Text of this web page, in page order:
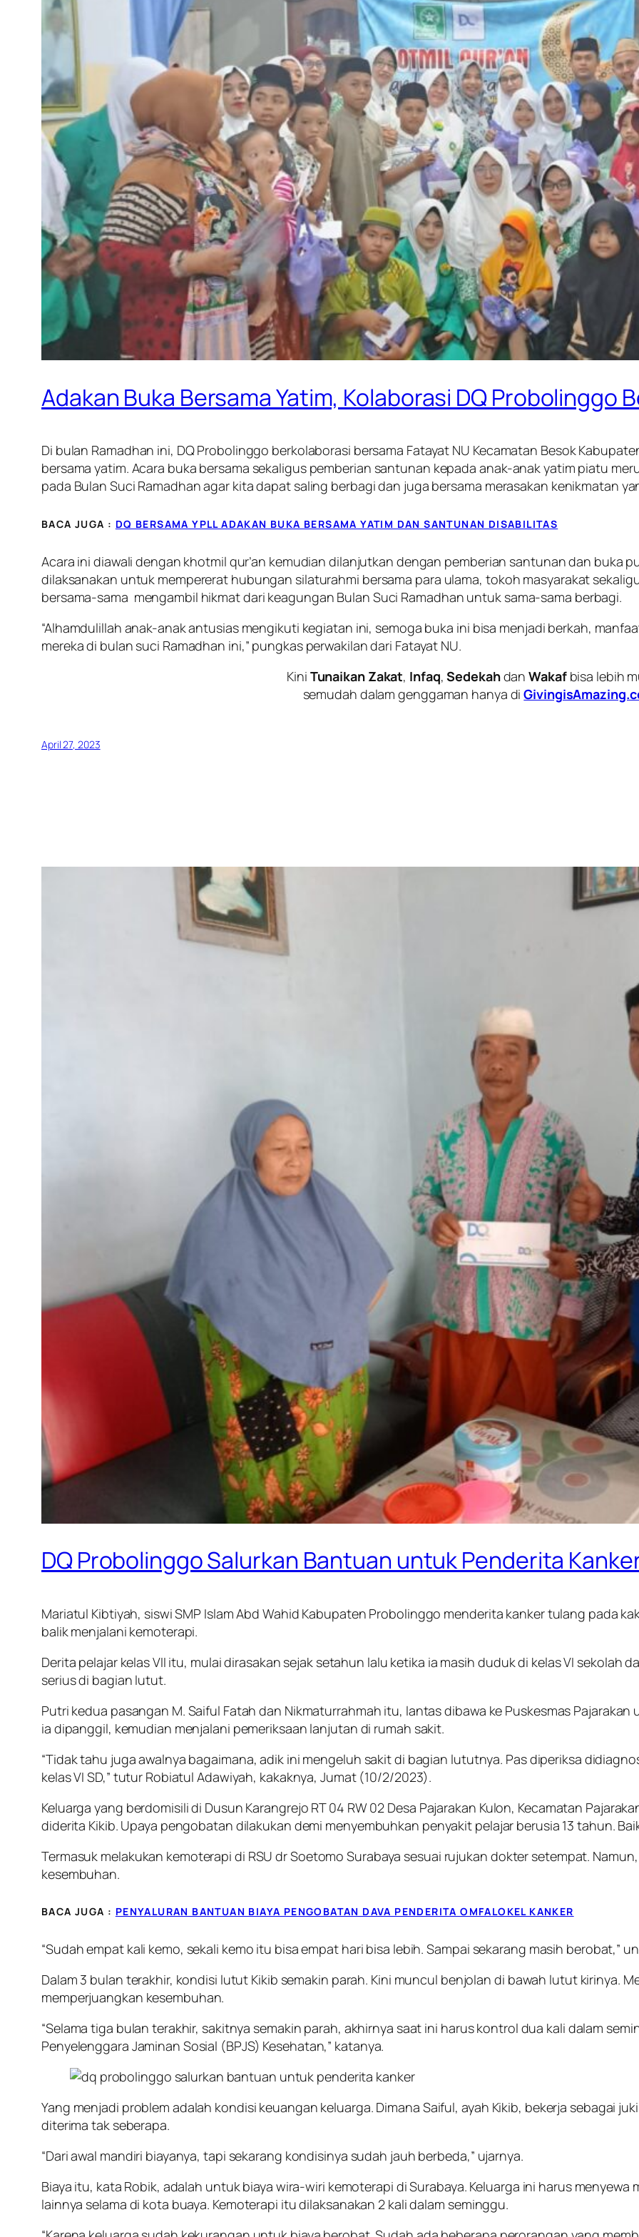
Adakan Buka Bersama Yatim, Kolaborasi DQ Probolinggo
Di bulan Ramadhan ini, DQ Probolinggo berkolaborasi bersama Fatayat NU Kecamatan Besok
bersama yatim. Acara buka bersama sekaligus pemberian santunan kepada anak-anak yatim piatu
pada Bulan Suci Ramadhan agar kita dapat saling berbagi dan juga bersama merasakan kenikmatan
BACA JUGA : DQ BERSAMA YPLL ADAKAN BUKA BERSAMA YATIM DAN SANTUNAN DISABILITAS
Acara ini diawali dengan khotmil qur’an kemudian dilanjutkan dengan pemberian santunan dan buka
dilaksanakan untuk mempererat hubungan silaturahmi bersama para ulama, tokoh masyarakat
bersama-sama mengambil hikmat dari keagungan Bulan Suci Ramadhan untuk sama-sama berbagi.
“Alhamdulillah anak-anak antusias mengikuti kegiatan ini, semoga buka ini bisa menjadi berkah,
mereka di bulan suci Ramadhan ini,” pungkas perwakilan dari Fatayat NU.
Kini Tunaikan Zakat, Infaq,SedekahdanWakafbisa lebih
semudah dalam genggaman hanya di
April 27, 2023
DQ Probolinggo Salurkan Bantuan untuk Penderita
Mariatul Kibtiyah, siswi SMP Islam Abd Wahid Kabupaten Probolinggo menderita kanker tulang pada
balik menjalani kemoterapi.
Derita pelajar kelas VII itu, mulai dirasakan sejak setahun lalu ketika ia masih duduk di kelas VI sekolah
serius di bagian lutut.
Putri kedua pasangan M. Saiful Fatah dan Nikmaturrahmah itu, lantas dibawa ke Puskesmas
ia dipanggil, kemudian menjalani pemeriksaan lanjutan di rumah sakit.
“Tidak tahu juga awalnya bagaimana, adik ini mengeluh sakit di bagian lututnya. Pas diperiksa
kelas VI SD,” tutur Robiatul Adawiyah, kakaknya, Jumat (10/2/2023).
Keluarga yang berdomisili di Dusun Karangrejo RT 04 RW 02 Desa Pajarakan Kulon, Kecamatan
diderita Kikib. Upaya pengobatan dilakukan demi menyembuhkan penyakit pelajar berusia 13 tahun.
Termasuk melakukan kemoterapi di RSU dr Soetomo Surabaya sesuai rujukan dokter setempat.
kesembuhan.
BACA JUGA : PENYALURAN BANTUAN BIAYA PENGOBATAN DAVA PENDERITA OMFALOKEL KANKER
“Sudah empat kali kemo, sekali kemo itu bisa empat hari bisa lebih. Sampai sekarang masih berobat,”
Dalam 3 bulan terakhir, kondisi lutut Kikib semakin parah. Kini muncul benjolan di bawah lutut kirinya.
memperjuangkan kesembuhan.
“Selama tiga bulan terakhir, sakitnya semakin parah, akhirnya saat ini harus kontrol dua kali dalam
Penyelenggara Jaminan Sosial (BPJS) Kesehatan,” katanya.
Yang menjadi problem adalah kondisi keuangan keluarga. Dimana Saiful, ayah Kikib, bekerja sebagai
diterima tak seberapa.
“Dari awal mandiri biayanya, tapi sekarang kondisinya sudah jauh berbeda,” ujarnya.
Biaya itu, kata Robik, adalah untuk biaya wira-wiri kemoterapi di Surabaya. Keluarga ini harus
lainnya selama di kota buaya. Kemoterapi itu dilaksanakan 2 kali dalam seminggu.